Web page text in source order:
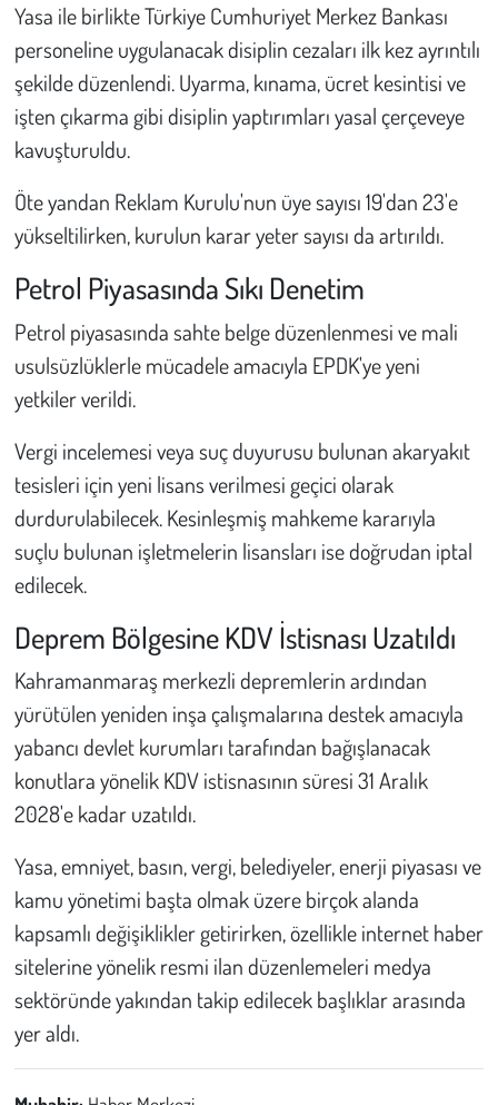
Yasa ile birlikte Türkiye Cumhuriyet Merkez Bankası
personeline uygulanacak disiplin cezaları ilk kez ayrıntılı
şekilde düzenlendi. Uyarma, kınama, ücret kesintisi ve
işten çıkarma gibi disiplin yaptırımları yasal çerçeveye
kavuşturuldu.
Öte yandan Reklam Kurulu'nun üye sayısı 19'dan 23'e
yükseltilirken, kurulun karar yeter sayısı da artırıldı.
Petrol Piyasasında Sıkı Denetim
Petrol piyasasında sahte belge düzenlenmesi ve mali
usulsüzlüklerle mücadele amacıyla EPDK'ye yeni
yetkiler verildi.
Vergi incelemesi veya suç duyurusu bulunan akaryakıt
tesisleri için yeni lisans verilmesi geçici olarak
durdurulabilecek. Kesinleşmiş mahkeme kararıyla
suçlu bulunan işletmelerin lisansları ise doğrudan iptal
edilecek.
Deprem Bölgesine KDV İstisnası Uzatıldı
Kahramanmaraş merkezli depremlerin ardından
yürütülen yeniden inşa çalışmalarına destek amacıyla
yabancı devlet kurumları tarafından bağışlanacak
konutlara yönelik KDV istisnasının süresi 31 Aralık
2028'e kadar uzatıldı.
Yasa, emniyet, basın, vergi, belediyeler, enerji piyasası ve
kamu yönetimi başta olmak üzere birçok alanda
kapsamlı değişiklikler getirirken, özellikle internet haber
sitelerine yönelik resmi ilan düzenlemeleri medya
sektöründe yakından takip edilecek başlıklar arasında
yer aldı.